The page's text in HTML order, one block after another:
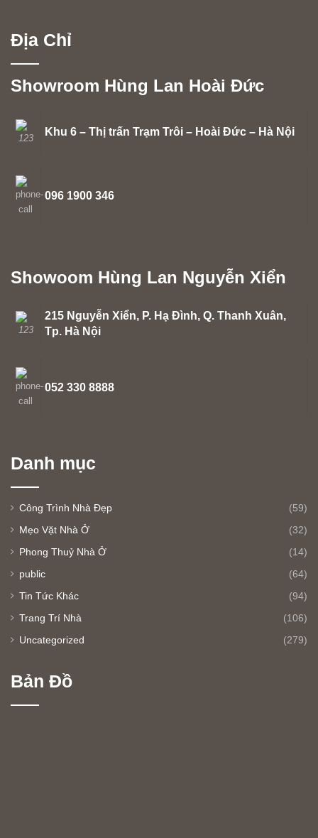
Địa Chỉ
Showroom Hùng Lan Hoài Đức
Khu 6 – Thị trấn Trạm Trôi – Hoài Đức – Hà Nội
096 1900 346
Showoom Hùng Lan Nguyễn Xiển
215 Nguyễn Xiển, P. Hạ Đình, Q. Thanh Xuân,
Tp. Hà Nội
052 330 8888
Danh mục
Công Trình Nhà Đẹp (59)
Mẹo Vặt Nhà Ở (32)
Phong Thuỷ Nhà Ở (14)
public (64)
Tin Tức Khác (94)
Trang Trí Nhà (106)
Uncategorized (279)
Bản Đồ